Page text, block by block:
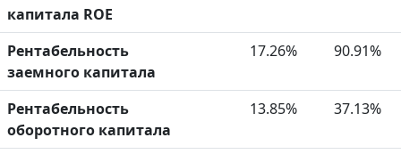
капитала ROE
Рентабельность
заемного капитала
17.26% 90.91%
Рентабельность
оборотного капитала
13.85% 37.13%